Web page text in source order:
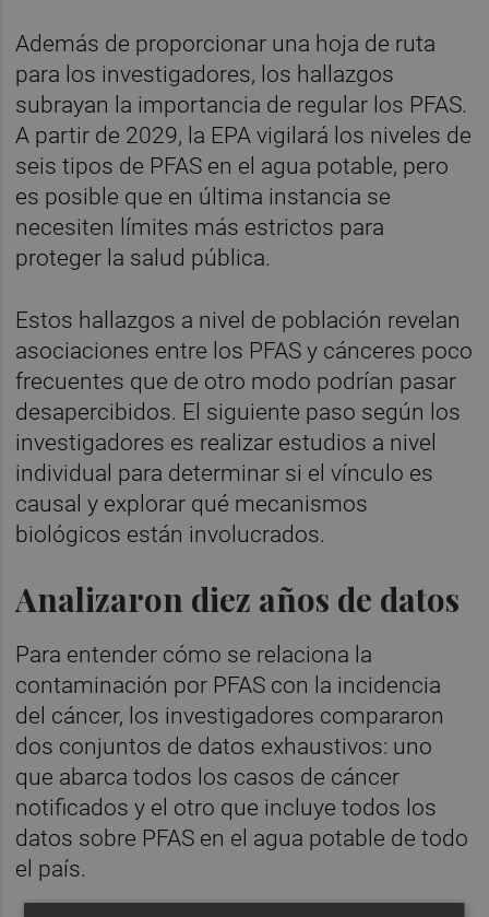
Además de proporcionar una hoja de ruta
para los investigadores, los hallazgos
subrayan la importancia de regular los PFAS.
A partir de 2029, la EPA vigilará los niveles de
seis tipos de PFAS en el agua potable, pero
es posible que en última instancia se
necesiten límites más estrictos para
proteger la salud pública.
Estos hallazgos a nivel de población revelan
asociaciones entre los PFAS y cánceres poco
frecuentes que de otro modo podrían pasar
desapercibidos. El siguiente paso según los
investigadores es realizar estudios a nivel
individual para determinar si el vínculo es
causal y explorar qué mecanismos
biológicos están involucrados.
Analizaron diez años de datos
Para entender cómo se relaciona la
contaminación por PFAS con la incidencia
del cáncer, los investigadores compararon
dos conjuntos de datos exhaustivos: uno
que abarca todos los casos de cáncer
notificados y el otro que incluye todos los
datos sobre PFAS en el agua potable de todo
el país.